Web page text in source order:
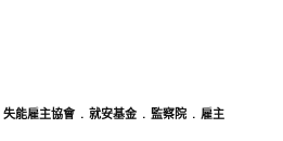
失能雇主協會 就安基金 監察院 雇主